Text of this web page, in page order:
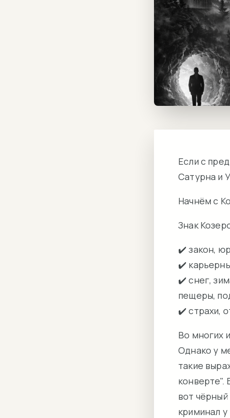
Если с
Сатурна и
Начнём с
Знак
✔️ закон,
✔️
✔️ снег,
пещеры,
✔️ страхи,
Во многих
Однако у
такие
конверте".
вот
криминал